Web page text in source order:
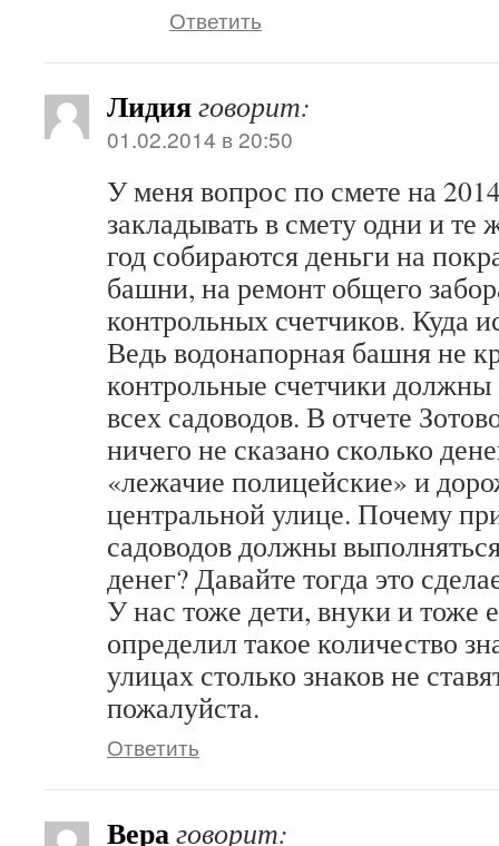
Ответить
Лидияговорит:
01.02.2014 в 20:50
У меня вопрос по смете на
закладывать в смету одни и
год собираются деньги на
башни, на ремонт общего
контрольных счетчиков. Куда
Ведь водонапорная башня не
контрольные счетчики должны
всех садоводов. В отчете
ничего не сказано сколько
«лежачие полицейские» и
центральной улице. Почему
садоводов должны
денег? Давайте тогда это
У нас тоже дети, внуки и тоже
определил такое количество
улицах столько знаков не
пожалуйста.
Ответить
Вераговорит: